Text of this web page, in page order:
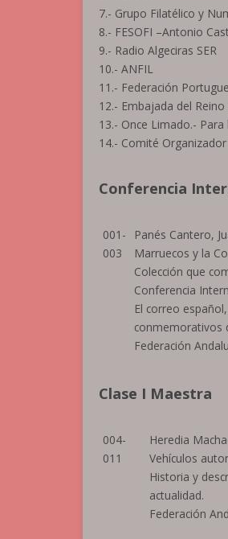
7.- Grupo Filatélico y
8.- FESOFI –Antonio
9.- Radio Algeciras SER
10.- ANFIL
11.- Federación
12.- Embajada del
13.- Once Limado.-
14.- Comité Organizador
Conferencia
001-
003
Panés Cantero,
Marruecos y la
Colección que
Conferencia
El correo
conmemorativos
Federación
Clase I Maestra
004-
011
Heredia
Vehículos
Historia y
actualidad.
Federación